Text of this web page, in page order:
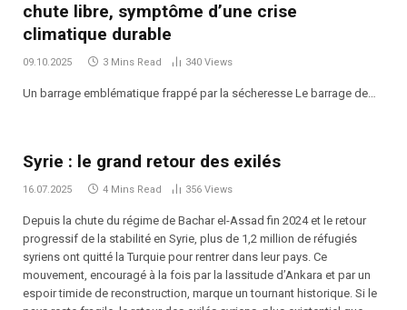
chute libre, symptôme d’une crise
climatique durable
09.10.2025 3 Mins Read 340 Views
Un barrage emblématique frappé par la sécheresse Le barrage de…
Syrie : le grand retour des exilés
16.07.2025 4 Mins Read 356 Views
Depuis la chute du régime de Bachar el-Assad fin 2024 et le retour
progressif de la stabilité en Syrie, plus de 1,2 million de réfugiés
syriens ont quitté la Turquie pour rentrer dans leur pays. Ce
mouvement, encouragé à la fois par la lassitude d’Ankara et par un
espoir timide de reconstruction, marque un tournant historique. Si le